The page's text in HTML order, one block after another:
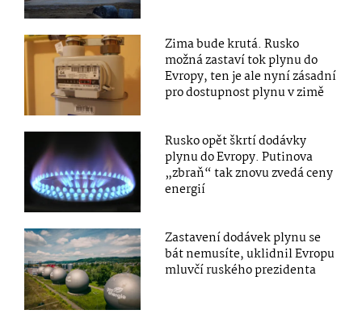
Zima bude krutá. Rusko
možná zastaví tok plynu do
Evropy, ten je ale nyní zásadní
pro dostupnost plynu v zimě
Rusko opět škrtí dodávky
plynu do Evropy. Putinova
„zbraň“ tak znovu zvedá ceny
energií
Zastavení dodávek plynu se
bát nemusíte, uklidnil Evropu
mluvčí ruského prezidenta